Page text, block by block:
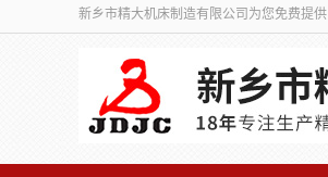
新乡市精大机床制造有限公司为您免费提供